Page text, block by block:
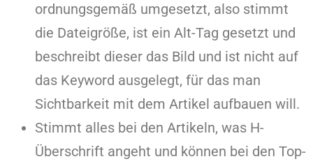
ordnungsgemäß umgesetzt, also stimmt
die Dateigröße, ist ein Alt-Tag gesetzt und
beschreibt dieser das Bild und ist nicht auf
das Keyword ausgelegt, für das man
Sichtbarkeit mit dem Artikel aufbauen will.
Stimmt alles bei den Artikeln, was H-
Überschrift angeht und können bei den Top-